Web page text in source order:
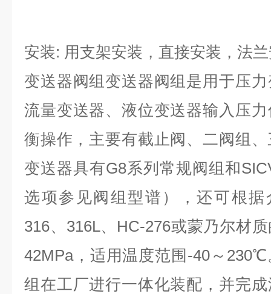
安装: 用支架安装，直接安装，法
变送器阀组变送器阀组是用于压
流量变送器、液位变送器输入压
衡操作，主要有截止阀、二阀组
变送器具有G8系列常规阀组和
选项参见阀组型谱），还可根
316、316L、HC-276或蒙乃尔材
42MPa，适用温度范围-40～
组在工厂进行一体化装配，并完